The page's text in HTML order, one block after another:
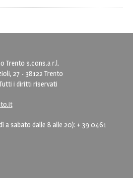
Trento s.cons.a r.l.
27 - 38122 Trento
i diritti riservati
a sabato dalle 8 alle 20): + 39 0461